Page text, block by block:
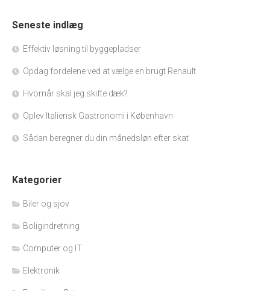
Seneste indlæg
Effektiv løsning til byggepladser
Opdag fordelene ved at vælge en brugt Renault
Hvornår skal jeg skifte dæk?
Oplev Italiensk Gastronomi i København
Sådan beregner du din månedsløn efter skat
Kategorier
Biler og sjov
Boligindretning
Computer og IT
Elektronik